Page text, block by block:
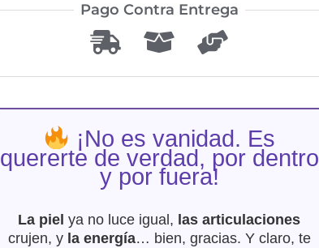
Pago Contra Entrega
¡No es vanidad. Es
quererte de verdad, por dentro
y por fuera!
La piel ya no luce igual, las articulaciones
crujen, y la energía… bien, gracias. Y claro, te